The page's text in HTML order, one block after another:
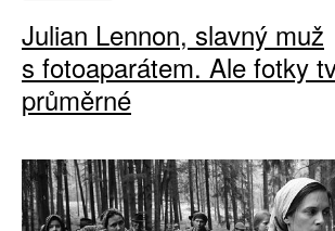
Julian Lennon, slavný muž
s fotoaparátem. Ale fotky
průměrné